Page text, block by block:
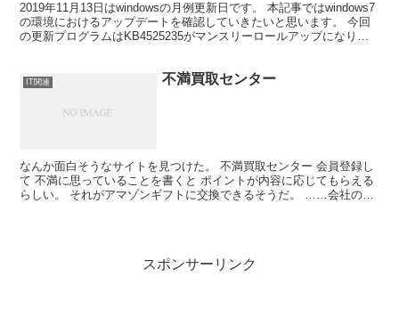
2019年11月13日はwindowsの月例更新日です。 本記事ではwindows7
の環境におけるアップデートを確認していきたいと思います。 今回
の更新プログラムはKB4525235がマンスリーロールアップになりま
IT関連 不満買取センター
なんか面白そうなサイトを見つけた。 不満買取センター 会員登録し
て 不満に思っていることを書くと ポイントが内容に応じてもらえる
らしい。 それがアマゾンギフトに交換できるそうだ。 ……会社のあ
スポンサーリンク